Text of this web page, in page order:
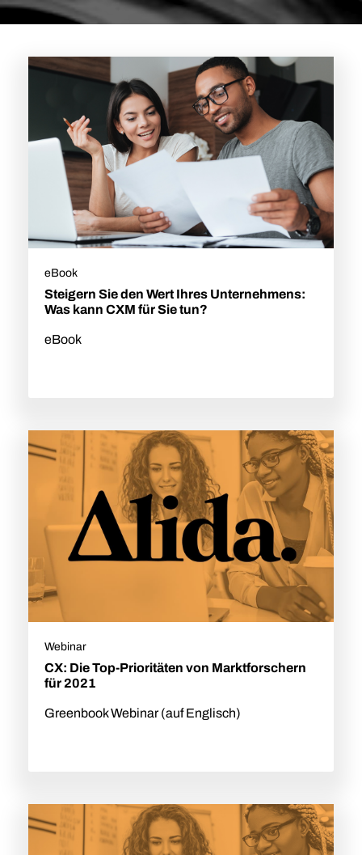
Webinar
CX: Die Top-Prioritäten von Marktforschern
für 2021
Greenbook Webinar (auf Englisch)
eBook
Steigern Sie den Wert Ihres Unternehmens:
Was kann CXM für Sie tun?
eBook